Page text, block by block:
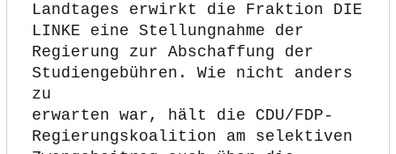
Landtages erwirkt die Fraktion DIE
LINKE eine Stellungnahme der
Regierung zur Abschaffung der
Studiengebühren. Wie nicht anders
zu
erwarten war, hält die CDU/FDP-
Regierungskoalition am selektiven